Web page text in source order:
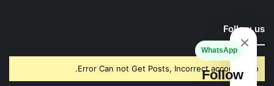
Follow us
Error Can not Get Posts, Incorrect account info.
×
WhatsApp
Follow